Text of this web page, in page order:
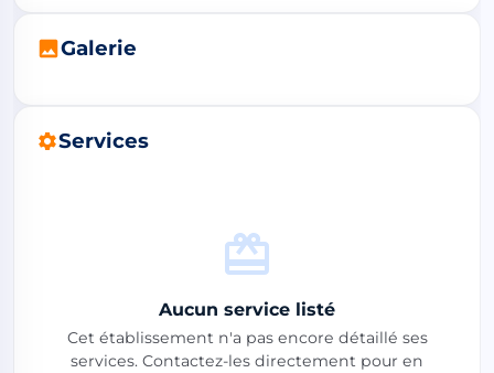
Galerie
Services
Aucun service listé
Cet établissement n'a pas encore détaillé ses
services. Contactez-les directement pour en